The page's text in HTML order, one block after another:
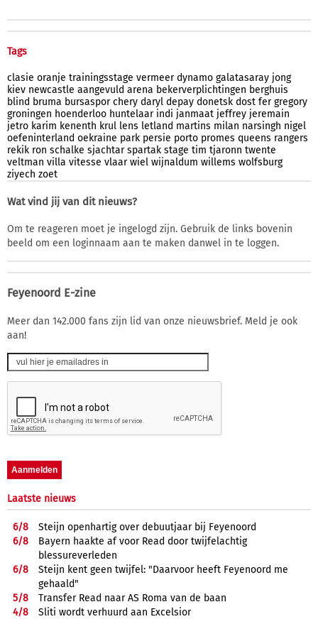
Tags
clasie oranje trainingsstage vermeer dynamo galatasaray jong
kiev newcastle aangevuld arena bekerverplichtingen berghuis
blind bruma bursaspor chery daryl depay donetsk dost fer gregory
groningen hoenderloo huntelaar indi janmaat jeffrey jeremain
jetro karim kenenth krul lens letland martins milan narsingh nigel
oefeninterland oekraine park persie porto promes queens rangers
rekik ron schalke sjachtar spartak stage tim tjaronn twente
veltman villa vitesse vlaar wiel wijnaldum willems wolfsburg
ziyech zoet
Wat vind jij van dit nieuws?
Om te reageren moet je ingelogd zijn. Gebruik de links bovenin
beeld om een loginnaam aan te maken danwel in te loggen.
Feyenoord E-zine
Meer dan 142.000 fans zijn lid van onze nieuwsbrief. Meld je ook
aan!
Laatste nieuws
6/8
Steijn openhartig over debuutjaar bij Feyenoord
6/8
Bayern haakte af voor Read door twijfelachtig
blessureverleden
6/8
Steijn kent geen twijfel: "Daarvoor heeft Feyenoord me
gehaald"
5/8
Transfer Read naar AS Roma van de baan
4/8
Sliti wordt verhuurd aan Excelsior